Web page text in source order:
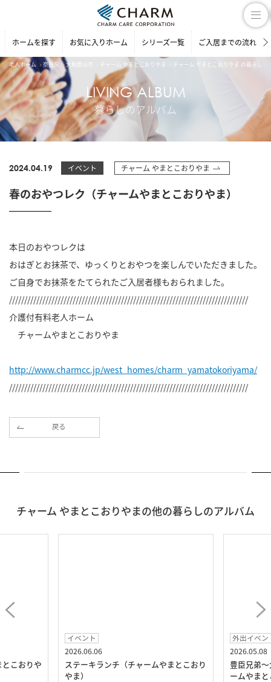
ホームを探す お気に入りホーム シリーズ一覧 ご入居までの流れ
老人ホーム 奈良県 大和郡山市 チャーム やまとこおりやま チャーム やまとこおりやま の暮らしの
LIVING ALBUM
暮らしのアルバム
2024.04.19 イベント チャーム やまとこおりやま
春のおやつレク（チャームやまとこおりやま）
本日のおやつレクは
おはぎとお抹茶で、ゆっくりとおやつを楽しんでいただきました。
ご自身でお抹茶をたてられたご入居者様もおられました。
///////////////////////////////////////////////////////////////////////////////
介護付有料老人ホーム
チャームやまとこおりやま
http://www.charmcc.jp/west_homes/charm_yamatokoriyama/
///////////////////////////////////////////////////////////////////////////////
戻る
チャーム やまとこおりやまの他の暮らしのアルバム
こおりや
イベント
2026.06.06
ステーキランチ（チャームやまとこおり
やま）
外出イベン
2026.05.08
豊臣兄弟
ームやま